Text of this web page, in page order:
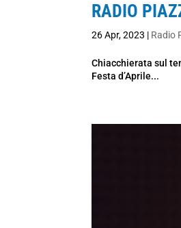
RADIO
26 Apr, 2023 | Radio
Chiacchierata sul
Festa d’Aprile...